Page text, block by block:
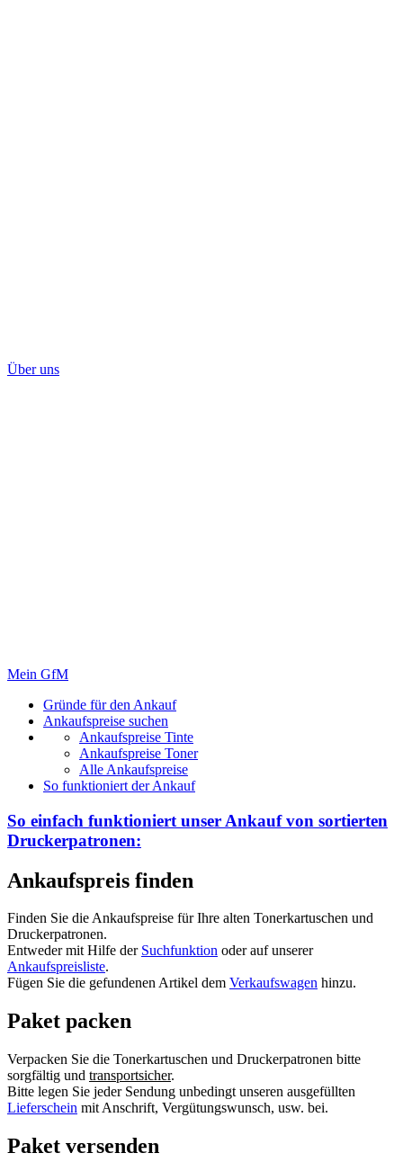
Über uns
Mein GfM
Gründe für den Ankauf
Ankaufspreise suchen
Ankaufspreise Tinte
Ankaufspreise Toner
Alle Ankaufspreise
So funktioniert der Ankauf
So einfach funktioniert unser Ankauf von sortierten
Druckerpatronen:
Ankaufspreis finden
Finden Sie die Ankaufspreise für Ihre alten Tonerkartuschen und
Druckerpatronen.
Entweder mit Hilfe der Suchfunktion oder auf unserer
Ankaufspreisliste.
Fügen Sie die gefundenen Artikel dem Verkaufswagen hinzu.
Paket packen
Verpacken Sie die Tonerkartuschen und Druckerpatronen bitte
sorgfältig und transportsicher.
Bitte legen Sie jeder Sendung unbedingt unseren ausgefüllten
Lieferschein mit Anschrift, Vergütungswunsch, usw. bei.
Paket versenden